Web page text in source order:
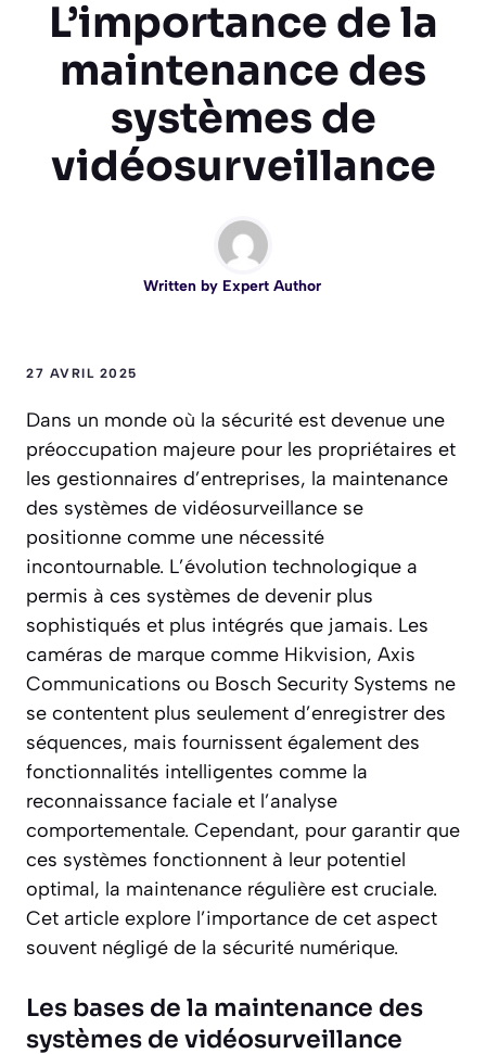
L’importance de la
maintenance des
systèmes de
vidéosurveillance
Written by Expert Author
27 AVRIL 2025
Dans un monde où la sécurité est devenue une
préoccupation majeure pour les propriétaires et
les gestionnaires d’entreprises, la maintenance
des systèmes de vidéosurveillance se
positionne comme une nécessité
incontournable. L’évolution technologique a
permis à ces systèmes de devenir plus
sophistiqués et plus intégrés que jamais. Les
caméras de marque comme Hikvision, Axis
Communications ou Bosch Security Systems ne
se contentent plus seulement d’enregistrer des
séquences, mais fournissent également des
fonctionnalités intelligentes comme la
reconnaissance faciale et l’analyse
comportementale. Cependant, pour garantir que
ces systèmes fonctionnent à leur potentiel
optimal, la maintenance régulière est cruciale.
Cet article explore l’importance de cet aspect
souvent négligé de la sécurité numérique.
Les bases de la maintenance des
systèmes de vidéosurveillance